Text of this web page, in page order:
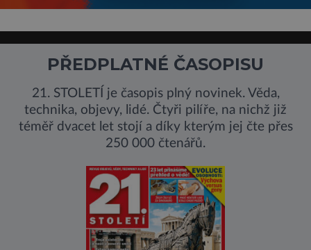
PŘEDPLATNÉ ČASOPISU
21. STOLETÍ je časopis plný novinek. Věda,
technika, objevy, lidé. Čtyři pilíře, na nichž již
téměř dvacet let stojí a díky kterým jej čte přes
250 000 čtenářů.